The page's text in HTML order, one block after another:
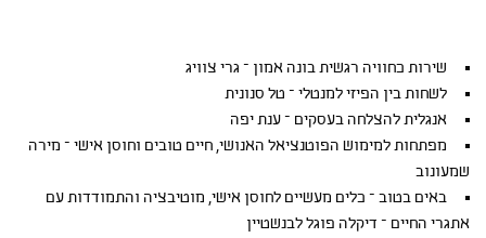
שירות כחוויה רגשית בונה אמון – גרי צוויג
לשחות בין הפיזי למנטלי – טל סנונית
אנגלית להצלחה בעסקים – ענת יפה
מפתחות למימוש הפוטנציאל האנושי, חיים טובים וחוסן אישי – מירה
שמעונוב
באים בטוב – כלים מעשיים לחוסן אישי, מוטיבציה והתמודדות עם
אתגרי החיים – דיקלה פוגל לבנשטיין